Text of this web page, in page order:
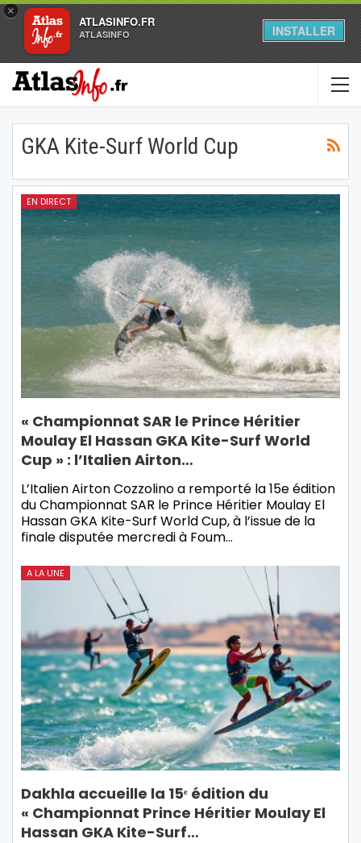
×
ATLASINFO.FR
ATLASINFO INSTALLER
GKA Kite-Surf World Cup
EN DIRECT
« Championnat SAR le Prince Héritier
Moulay El Hassan GKA Kite-Surf World
Cup » : l’Italien Airton…
L’Italien Airton Cozzolino a remporté la 15e édition
du Championnat SAR le Prince Héritier Moulay El
Hassan GKA Kite-Surf World Cup, à l’issue de la
finale disputée mercredi à Foum…
A LA UNE
Dakhla accueille la 15ᵉ édition du
« Championnat Prince Héritier Moulay El
Hassan GKA Kite-Surf…